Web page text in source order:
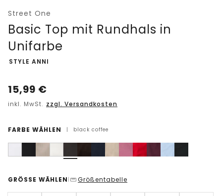
Street One
Basic Top mit Rundhals in
Unifarbe
-
STYLE ANNI
15,99 €
inkl. MwSt. zzgl. Versandkosten
FARBE WÄHLEN | black coffee
GRÖSSE WÄHLEN | Größentabelle